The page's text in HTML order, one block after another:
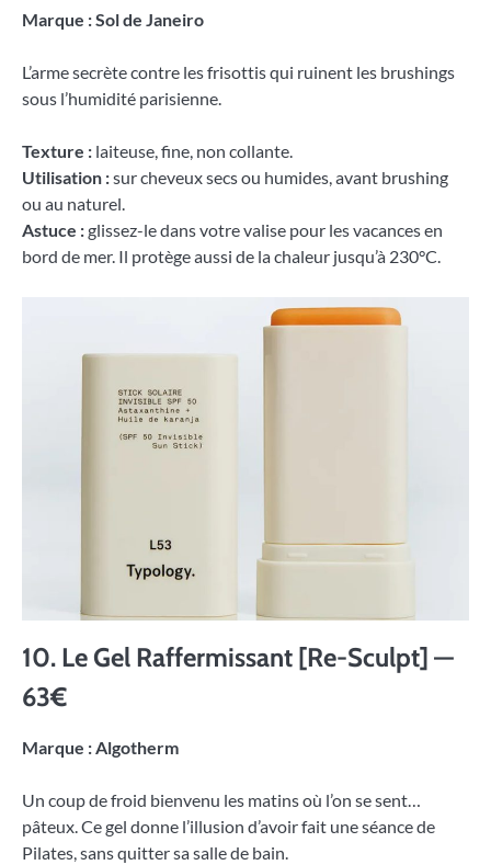
Marque : Sol de Janeiro
L’arme secrète contre les frisottis qui ruinent les brushings
sous l’humidité parisienne.
Texture : laiteuse, fine, non collante.
Utilisation :sur cheveux secs ou humides, avant brushing
ou au naturel.
Astuce :glissez-le dans votre valise pour les vacances en
bord de mer. Il protège aussi de la chaleur jusqu’à 230°C.
10. Le Gel Raffermissant [Re-Sculpt] —
63€
Marque : Algotherm
Un coup de froid bienvenu les matins où l’on se sent…
pâteux. Ce gel donne l’illusion d’avoir fait une séance de
Pilates, sans quitter sa salle de bain.